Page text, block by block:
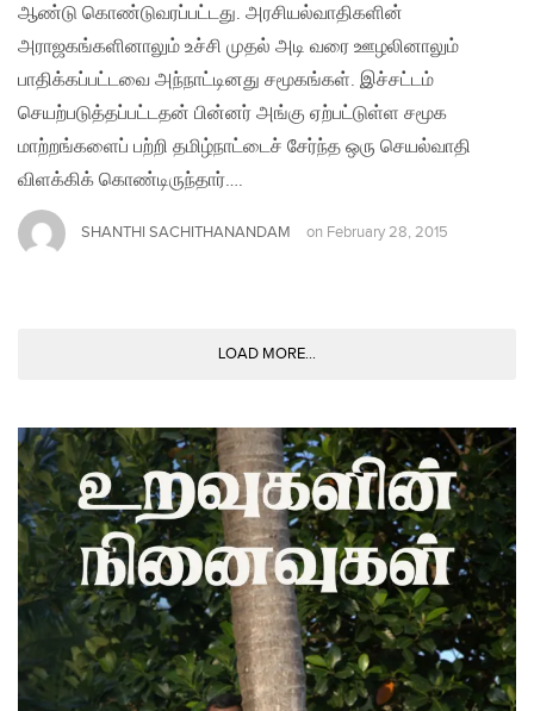
ஆண்டு கொண்டுவரப்பட்டது. அரசியல்வாதிகளின்
அராஜகங்களினாலும் உச்சி முதல் அடி வரை ஊழலினாலும்
பாதிக்கப்பட்டவை அந்நாட்டினது சமூகங்கள். இச்சட்டம்
செயற்படுத்தப்பட்டதன் பின்னர் அங்கு ஏற்பட்டுள்ள சமூக
மாற்றங்களைப் பற்றி தமிழ்நாட்டைச் சேர்ந்த ஒரு செயல்வாதி
விளக்கிக் கொண்டிருந்தார்….
SHANTHI SACHITHANANDAM on February 28, 2015
LOAD MORE...